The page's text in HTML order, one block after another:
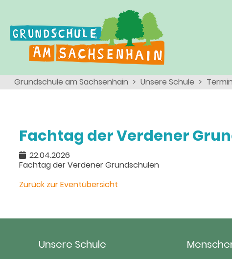
Grundschule am Sachsenhain Unsere Schule
Fachtag der Verdener
22.04.2026
Fachtag der Verdener Grundschulen
Zurück zur Eventübersicht
Unsere Schule
Menschen
Kinder
Eltern
Team
Schulsozialarbeit
Schulseelsorge
Wir als Arbeitgeber
Ganztagsschule